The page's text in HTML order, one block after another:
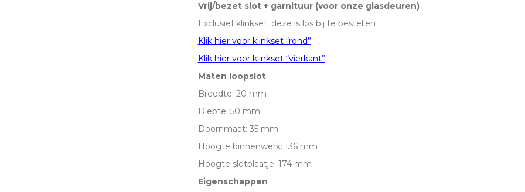
garnituur
-
(voor
onze
glas-
deuren)
aantal
Vrij/bezet slot + garnituur (voor onze glasdeuren)
Exclusief klinkset, deze is los bij te bestellen
Klik hier voor klinkset “rond”
Klik hier voor klinkset “vierkant”
Maten loopslot
Breedte: 20 mm
Diepte: 50 mm
Doornmaat: 35 mm
Hoogte binnenwerk: 136 mm
Hoogte slotplaatje: 174 mm
Eigenschappen